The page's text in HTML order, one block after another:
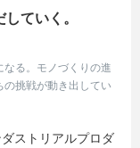
ていく。
る。モノづくりの進
の挑戦が動き出してい
ストリアルプロダ